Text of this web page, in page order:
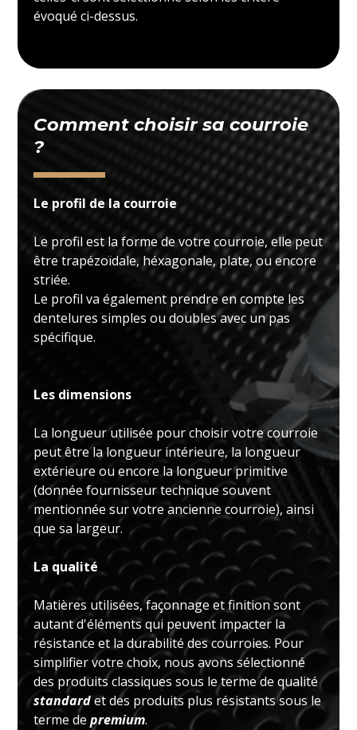
évoqué ci-dessus.
Comment choisir sa courroie
?
Le profil de la courroie
Le profil est la forme de votre courroie, elle peut
être trapézoïdale, héxagonale, plate, ou encore
striée.
Le profil va également prendre en compte les
dentelures simples ou doubles avec un pas
spécifique.
Les dimensions
La longueur utilisée pour choisir votre courroie
peut être la longueur intérieure, la longueur
extérieure ou encore la longueur primitive
(donnée fournisseur technique souvent
mentionnée sur votre ancienne courroie), ainsi
que sa largeur.
La qualité
Matières utilisées, façonnage et finition sont
autant d'éléments qui peuvent impacter la
résistance et la durabilité des courroies. Pour
simplifier votre choix, nous avons sélectionné
des produits classiques sous le terme de qualité
standardet des produits plus résistants sous le
terme depremium.